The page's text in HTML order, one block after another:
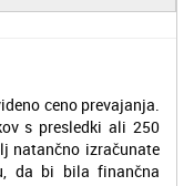
ceno prevajanja.
s presledki ali 250
natančno izračunate
da bi bila finančna